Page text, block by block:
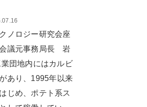
ノロジー研究会座
議元事務局長 岩
団地内にはカルビ
あり、1995年以来
じめ、ポテト系ス